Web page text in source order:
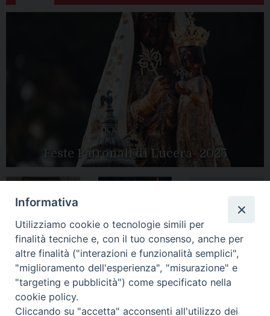
Feste Patronali di Lucera- 2025
Apertura Anno
Mariae in Diocesi
Tutte le gallery
CONTATTI:
LUCERA: Piazza Duomo, 13 - 71036 Lucera (FG) − tel.
Informativa
Utilizziamo cookie o tecnologie simili per
finalità tecniche e, con il tuo consenso, anche per
altre finalità ("interazioni e funzionalità semplici",
"miglioramento dell'esperienza", "misurazione" e
"targeting e pubblicità") come specificato nella
cookie policy.
Cliccando su "accetta" acconsenti all'utilizzo dei